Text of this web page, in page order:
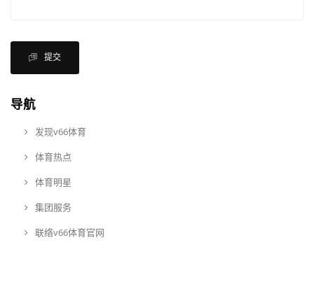
提交
导航
发现v66体育
体育热点
体育明星
集团服务
联络v66体育官网